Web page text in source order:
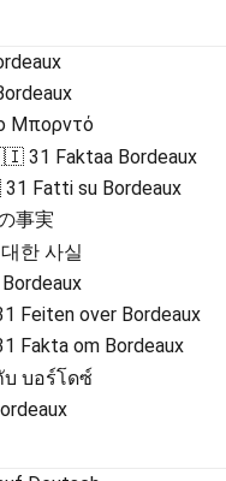
Μπορντό
31 Faktaa Bordeaux
Fatti su Bordeaux
事実
한 사실
Feiten over Bordeaux
Fakta om Bordeaux
บอร์โดซ์